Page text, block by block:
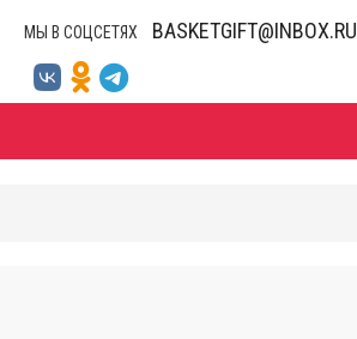
МЫ В СОЦСЕТЯХ
BASKETGIFT@INBOX.RU